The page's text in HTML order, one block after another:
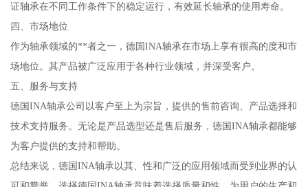
证轴承在不同工作条件下的稳定运行，有效延长轴承的使用寿命。
四、市场地位
作为轴承领域的**者之一，德国INA轴承在市场上享有很高的度和市
场地位。其产品被广泛应用于各种行业领域，并深受客户。
五、服务与支持
德国INA轴承公司以客户至上为宗旨，提供的售前咨询、产品选择和
技术支持服务。无论是产品选型还是售后服务，德国INA轴承都能够
为客户提供的支持和帮助。
总结来说，德国INA轴承以其、性和广泛的应用领域而受到业界的认